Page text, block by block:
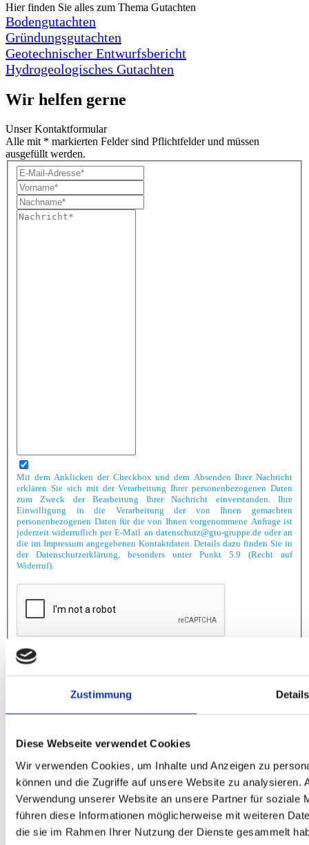
Zustimmung Details
Diese Webseite verwendet Cookies
Wir verwenden Cookies, um Inhalte und Anzeigen zu
können und die Zugriffe auf unsere Website zu analysieren.
Verwendung unserer Website an unsere Partner für soziale
führen diese Informationen möglicherweise mit weiteren
die sie im Rahmen Ihrer Nutzung der Dienste gesammelt
Hier finden Sie alles zum Thema Gutachten
Bodengutachten
Gründungsgutachten
Geotechnischer Entwurfsbericht
Hydrogeologisches Gutachten
Wir helfen gerne
Unser Kontaktformular
Alle mit * markierten Felder sind Pflichtfelder und müssen
ausgefüllt werden.
Mit dem Anklicken der Checkbox und dem Absenden Ihrer Nachricht
erklären Sie sich mit der Verarbeitung Ihrer personenbezogenen Daten
zum Zweck der Bearbeitung Ihrer Nachricht einverstanden. Ihre
Einwilligung in die Verarbeitung der von Ihnen gemachten
personenbezogenen Daten für die von Ihnen vorgenommene Anfrage ist
jederzeit widerruflich per E-Mail an datenschutz@gtu-gruppe.de oder an
die im Impressum angegebenen Kontaktdaten. Details dazu finden Sie in
der Datenschutzerklärung, besonders unter Punkt 5.9 (Recht auf
Widerruf).
Absenden
OberpfalzNidderauNürnbergOsnabrückPaderborn
Akkreditierung
Zertifizierungen Mitgliedschaften
Rechtliches
Hinweisgeber-Plattform